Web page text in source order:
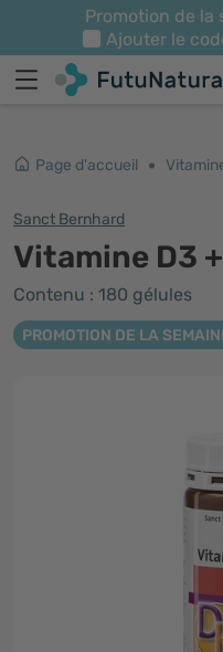
Promotion de la
Ajouter le
Page d'accueil
Sanct Bernhard
Vitamine D3
Contenu : 180 gélules
PROMOTION DE LA